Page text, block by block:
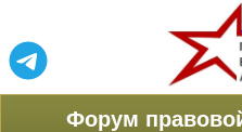
Форум